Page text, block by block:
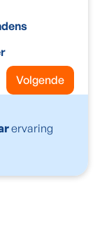
Volgende
ervaring